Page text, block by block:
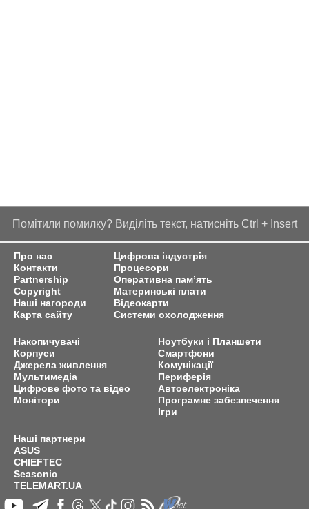
Помітили помилку? Виділіть текст, натисніть Ctrl + Insert
Про нас
Контакти
Partnership
Copyright
Наші нагороди
Карта сайту
Цифрова індустрія
Процесори
Оперативна пам’ять
Материнські плати
Відеокарти
Системи охолодження
Накопичувачі
Корпуси
Джерела живлення
Мультимедіа
Цифрове фото та відео
Монітори
Ноутбуки і Планшети
Смартфони
Комунікації
Периферія
Автоелектроніка
Програмне забезпечення
Ігри
Наші партнери
ASUS
CHIEFTEC
Seasonic
TELEMART.UA